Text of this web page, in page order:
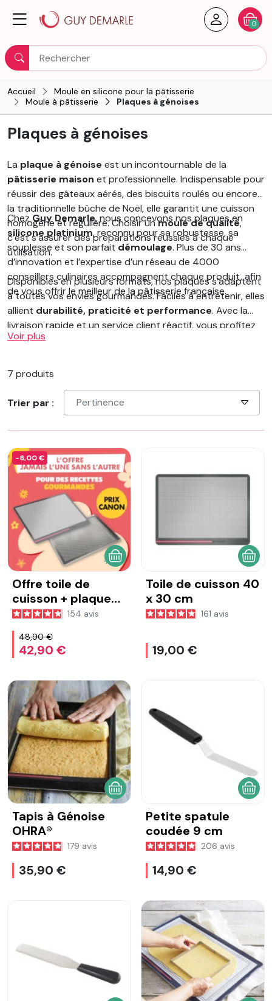
Rechercher
Créer
0
Accueil
Moule en silicone pour la pâtisserie
Moule à pâtisserie
Plaques à génoises
Plaques à génoises
La plaque à génoise est un incontournable de la
pâtisserie maison et professionnelle. Indispensable pour
réussir des gâteaux aérés, des biscuits roulés ou encore
la traditionnelle bûche de Noël, elle garantit une cuisson
homogène et régulière. Choisir unmoule de qualité,
c’est s’assurer des préparations réussies à chaque
utilisation.
Chez Guy Demarle, nous concevons nos plaques en
silicone platinium, reconnu pour sa robustesse, sa
souplesse et son parfait démoulage. Plus de 30 ans
d’innovation et l’expertise d’un réseau de 4000
conseillers culinaires accompagnent chaque produit, afin
de vous offrir le meilleur de la pâtisserie française.
Disponibles en plusieurs formats, nos plaques s’adaptent
à toutes vos envies gourmandes. Faciles à entretenir, elles
allient durabilité, praticité et performance. Avec la
livraison rapide et un service client réactif, vous profitez
d’une expérience complète et rassurante. Redécouvrez le
Guy Demarle.
Voir plus
7 produits
Trier par : Pertinence
-6,00 €
Offre toile de
cuisson + plaque
alu - Jamais l'une
sans l'autre !
154 avis
48,90 €
42,90 €
AJOUTER AU PANIER
Toile de cuisson 40
x 30 cm
161 avis
19,00 €
Tapis à Génoise
OHRA®
179 avis
35,90 €
AJOUTER AU PANIER
Petite spatule
coudée 9 cm
206 avis
14,90 €